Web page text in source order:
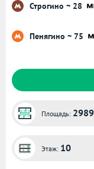
Строгино ~ 28
Пенягино ~ 75
Площадь:
Этаж: 10